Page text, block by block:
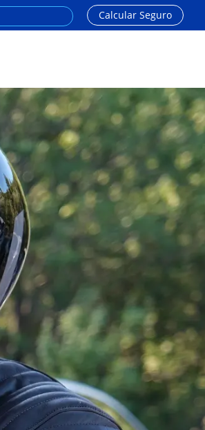
Calcular Seguro